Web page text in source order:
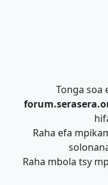
Tonga soa
Raha efa
Raha mbola tsy